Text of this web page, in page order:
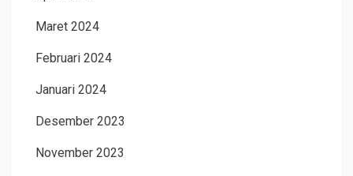
Maret 2024
Februari 2024
Januari 2024
Desember 2023
November 2023